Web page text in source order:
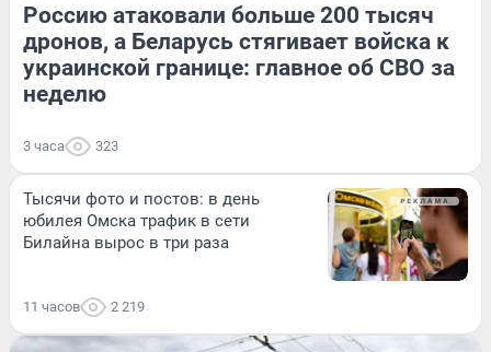
Россию атаковали больше 200 тысяч
дронов, а Беларусь стягивает войска к
украинской границе: главное об СВО за
неделю
3 часа 323
Тысячи фото и постов: в день
юбилея Омска трафик в сети
Билайна вырос в три раза
11 часов 2 219